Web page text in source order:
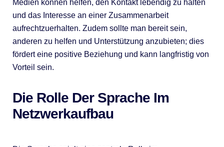
Medien können helfen, den Kontakt lebendig zu halten
und das Interesse an einer Zusammenarbeit
aufrechtzuerhalten. Zudem sollte man bereit sein,
anderen zu helfen und Unterstützung anzubieten; dies
fördert eine positive Beziehung und kann langfristig von
Vorteil sein.
Die Rolle Der Sprache Im
Netzwerkaufbau